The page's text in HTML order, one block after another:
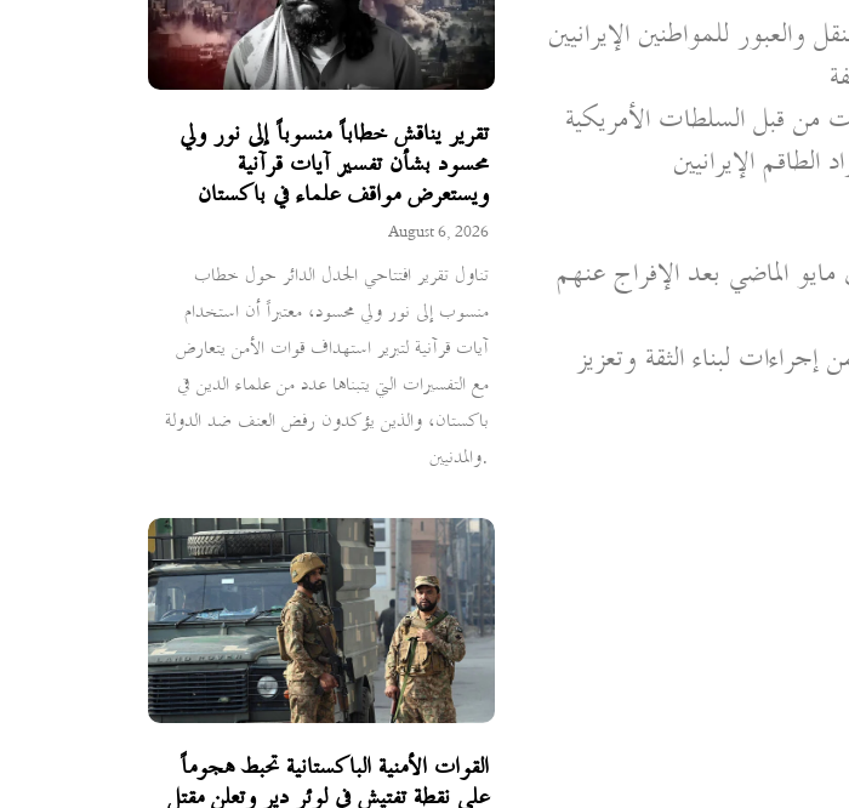
تقرير يناقش خطاباً منسوباً إلى نور ولي
محسود بشأن تفسير آيات قرآنية
ويستعرض مواقف علماء في باكستان
August 6, 2026
تناول تقرير افتتاحي الجدل الدائر حول خطاب
منسوب إلى نور ولي محسود، معتبراً أن استخدام
آيات قرآنية لتبرير استهداف قوات الأمن يتعارض
مع التفسيرات التي يتبناها عدد من علماء الدين في
باكستان، والذين يؤكدون رفض العنف ضد الدولة
والمدنيين.
القوات الأمنية الباكستانية تحبط هجوماً
على نقطة تفتيش في لوئر دير وتعلن مقتل
للمواطنين الإيرانيين
من قبل السلطات الأمريكية
الإيرانيين
الماضي بعد الإفراج عنهم
لبناء الثقة وتعزيز